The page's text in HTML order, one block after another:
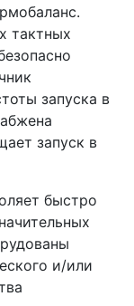
тактных
запуска в
запуск в
быстро
и/или